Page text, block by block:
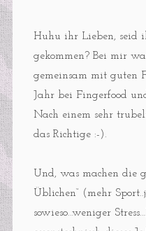
Huhu ihr Lieben, seid
gekommen? Bei mir
gemeinsam mit guten
Jahr bei Fingerfood
Nach einem sehr
das Richtige :-).
Und, was machen die
Üblichen“ (mehr
sowieso…weniger